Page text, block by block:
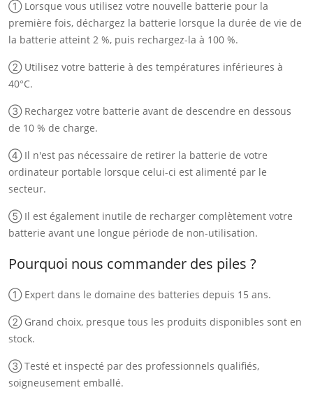
① Lorsque vous utilisez votre nouvelle batterie pour la
première fois, déchargez la batterie lorsque la durée de vie de
la batterie atteint 2 %, puis rechargez-la à 100 %.
② Utilisez votre batterie à des températures inférieures à
40°C.
③ Rechargez votre batterie avant de descendre en dessous
de 10 % de charge.
④ Il n'est pas nécessaire de retirer la batterie de votre
ordinateur portable lorsque celui-ci est alimenté par le
secteur.
⑤ Il est également inutile de recharger complètement votre
batterie avant une longue période de non-utilisation.
Pourquoi nous commander des piles ?
① Expert dans le domaine des batteries depuis 15 ans.
② Grand choix, presque tous les produits disponibles sont en
stock.
③ Testé et inspecté par des professionnels qualifiés,
soigneusement emballé.